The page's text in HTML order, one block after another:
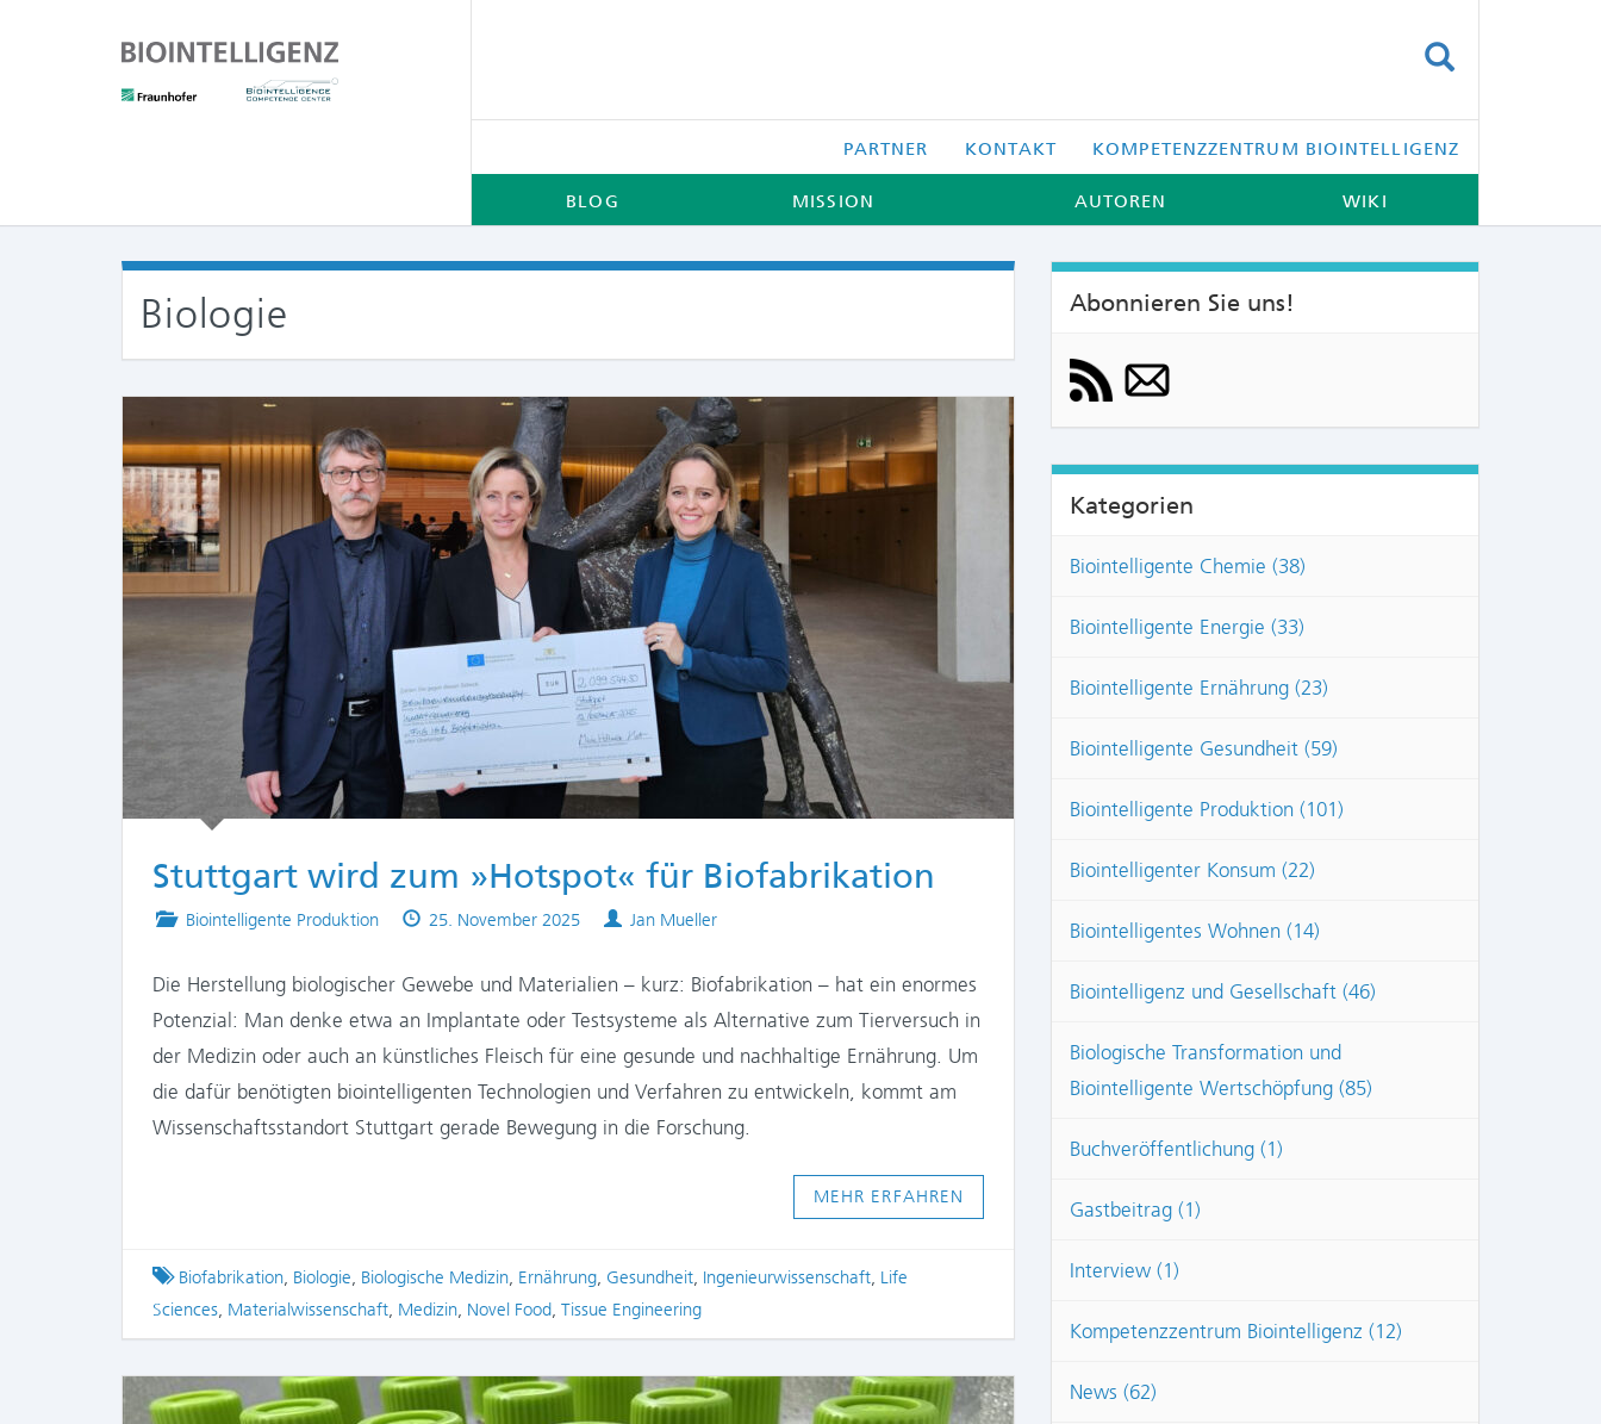
PARTNER KONTAKT KOMPETENZZENTRUM BIOINTELLIGENZ
BLOG MISSION AUTOREN WIKI
Biologie
COMMENTS:
Stuttgart wird zum »Hotspot« für Biofabrikation
Posted
Biointelligente Produktion
Published
25. November 2025 Authors
Jan Mueller
Die Herstellung biologischer Gewebe und Materialien – kurz: Biofabrikation – hat ein enormes
Potenzial: Man denke etwa an Implantate oder Testsysteme als Alternative zum Tierversuch in
der Medizin oder auch an künstliches Fleisch für eine gesunde und nachhaltige Ernährung. Um
die dafür benötigten biointelligenten Technologien und Verfahren zu entwickeln, kommt am
Wissenschaftsstandort Stuttgart gerade Bewegung in die Forschung.
MEHR ERFAHREN
Tagged
Biofabrikation, Biologie, Biologische Medizin, Ernährung, Gesundheit, Ingenieurwissenschaft, Life
Sciences, Materialwissenschaft, Medizin, Novel Food, Tissue Engineering
COMMENTS:
Abonnieren Sie uns!
Kategorien
Biointelligente Chemie (38)
Biointelligente Energie (33)
Biointelligente Ernährung (23)
Biointelligente Gesundheit (59)
Biointelligente Produktion (101)
Biointelligenter Konsum (22)
Biointelligentes Wohnen (14)
Biointelligenz und Gesellschaft (46)
Biologische Transformation und
Biointelligente Wertschöpfung (85)
Buchveröffentlichung (1)
Gastbeitrag (1)
Interview (1)
Kompetenzzentrum Biointelligenz (12)
News (62)